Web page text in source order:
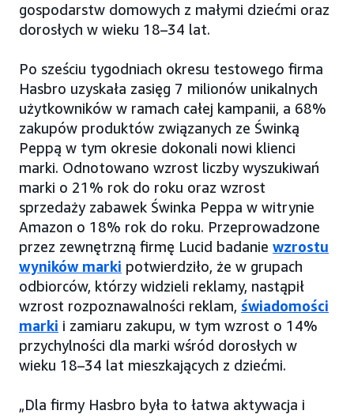
gospodarstw domowych z małymi dziećmi oraz
dorosłych w wieku 18–34 lat.
Po sześciu tygodniach okresu testowego firma
Hasbro uzyskała zasięg 7 milionów unikalnych
użytkowników w ramach całej kampanii, a 68%
zakupów produktów związanych ze Świnką
Peppą w tym okresie dokonali nowi klienci
marki. Odnotowano wzrost liczby wyszukiwań
marki o 21% rok do roku oraz wzrost
sprzedaży zabawek Świnka Peppa w witrynie
Amazon o 18% rok do roku. Przeprowadzone
przez zewnętrzną firmę Lucid badanie wzrostu
wyników marki potwierdziło, że w grupach
odbiorców, którzy widzieli reklamy, nastąpił
wzrost rozpoznawalności reklam, świadomości
marki i zamiaru zakupu, w tym wzrost o 14%
przychylności dla marki wśród dorosłych w
wieku 18–34 lat mieszkających z dziećmi.
„Dla firmy Hasbro była to łatwa aktywacja i